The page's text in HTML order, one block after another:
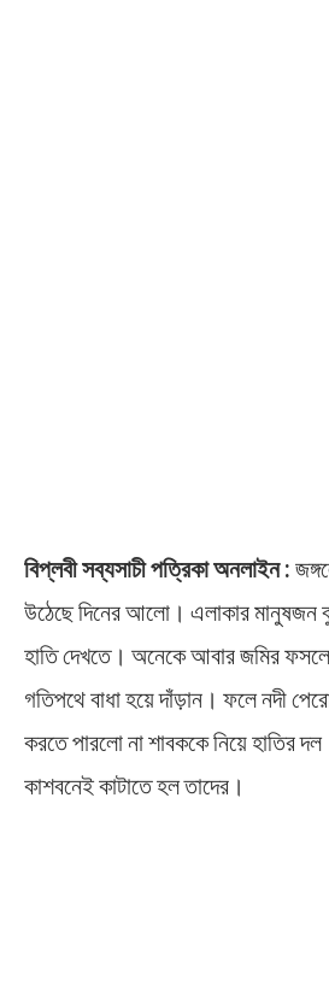
বিপ্লবী সব্যসাচী পত্রিকা অনলাইন :
উঠেছে দিনের আলো। এলাকার মানুষজন
হাতি দেখতে। অনেকে আবার জমির
গতিপথে বাধা হয়ে দাঁড়ান। ফলে নদী
করতে পারলো না শাবককে নিয়ে হাতির
কাশবনেই কাটাতে হল তাদের।